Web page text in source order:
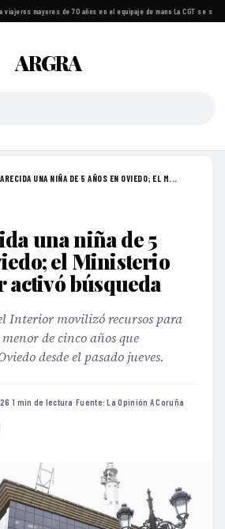
mayores de 70 años en el equipaje de mano· La CGT se
ARGRA
UNA NIÑA DE 5 AÑOS EN OVIEDO; EL M...
una niña de 5
el Ministerio
búsqueda
Interior movilizó recursos para
de cinco años que
desde el pasado jueves.
·1 min de lectura ·Fuente:La Opinión A Coruña